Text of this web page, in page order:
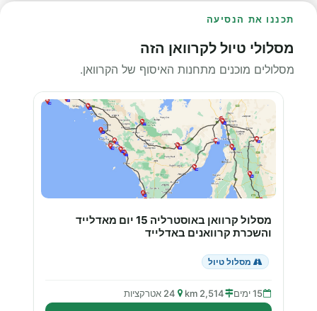
תכננו את הנסיעה
מסלולי טיול לקרוואן הזה
מסלולים מוכנים מתחנות האיסוף של הקרוואן.
מסלול קרוואן באוסטרליה 15 יום מאדלייד
והשכרת קרוואנים באדלייד
מסלול טיול
15 ימים 2,514 km 24 אטרקציות